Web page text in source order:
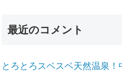
最近のコメント
とろとろスベスベ天然温泉！